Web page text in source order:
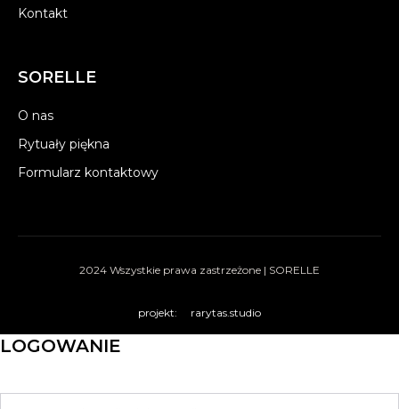
Kontakt
SORELLE
O nas
Rytuały piękna
Formularz kontaktowy
2024 Wszystkie prawa zastrzeżone | SORELLE
projekt: rarytas.studio
LOGOWANIE